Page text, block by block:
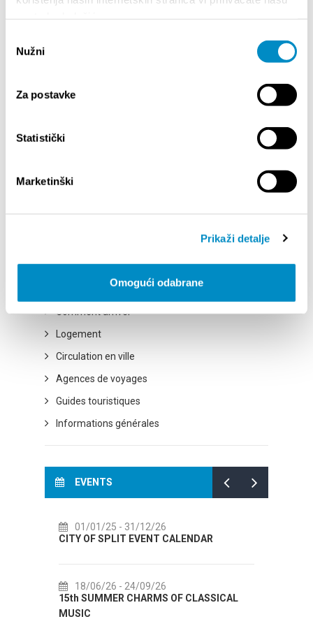
pristanka
Nužni
Za postavke
Statistički
Marketinški
Prikaži detalje
Omogući odabrane
+385 (0)91 141 5769
LE GUIDE
Comment arriver
Logement
Circulation en ville
Agences de voyages
Guides touristiques
Informations générales
EVENTS
CALENDAR
OF CLASSICAL
14/07/26
72th SPLIT SUMMER FESTIVAL
18/07/26
Lito po domaću! - promotivna akcija